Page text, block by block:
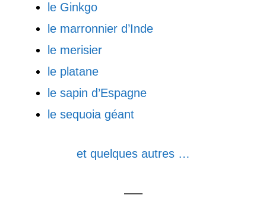
le Ginkgo
le marronnier d’Inde
le merisier
le platane
le sapin d’Espagne
le sequoia géant
et quelques autres …
—–